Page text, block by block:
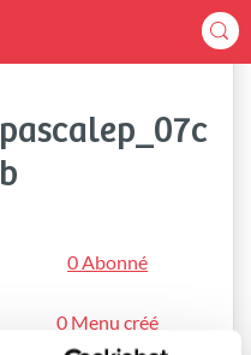
pascalep_07c
b
0 Abonné
0 Menu créé